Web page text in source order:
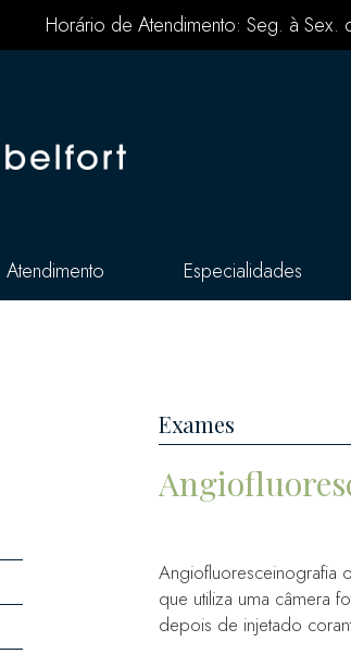
Horário de Atendimento: Seg. à Sex.
Atendimento Especialidades
Exames
Angiofluoresceinografia
que utiliza uma câmera
depois de injetado